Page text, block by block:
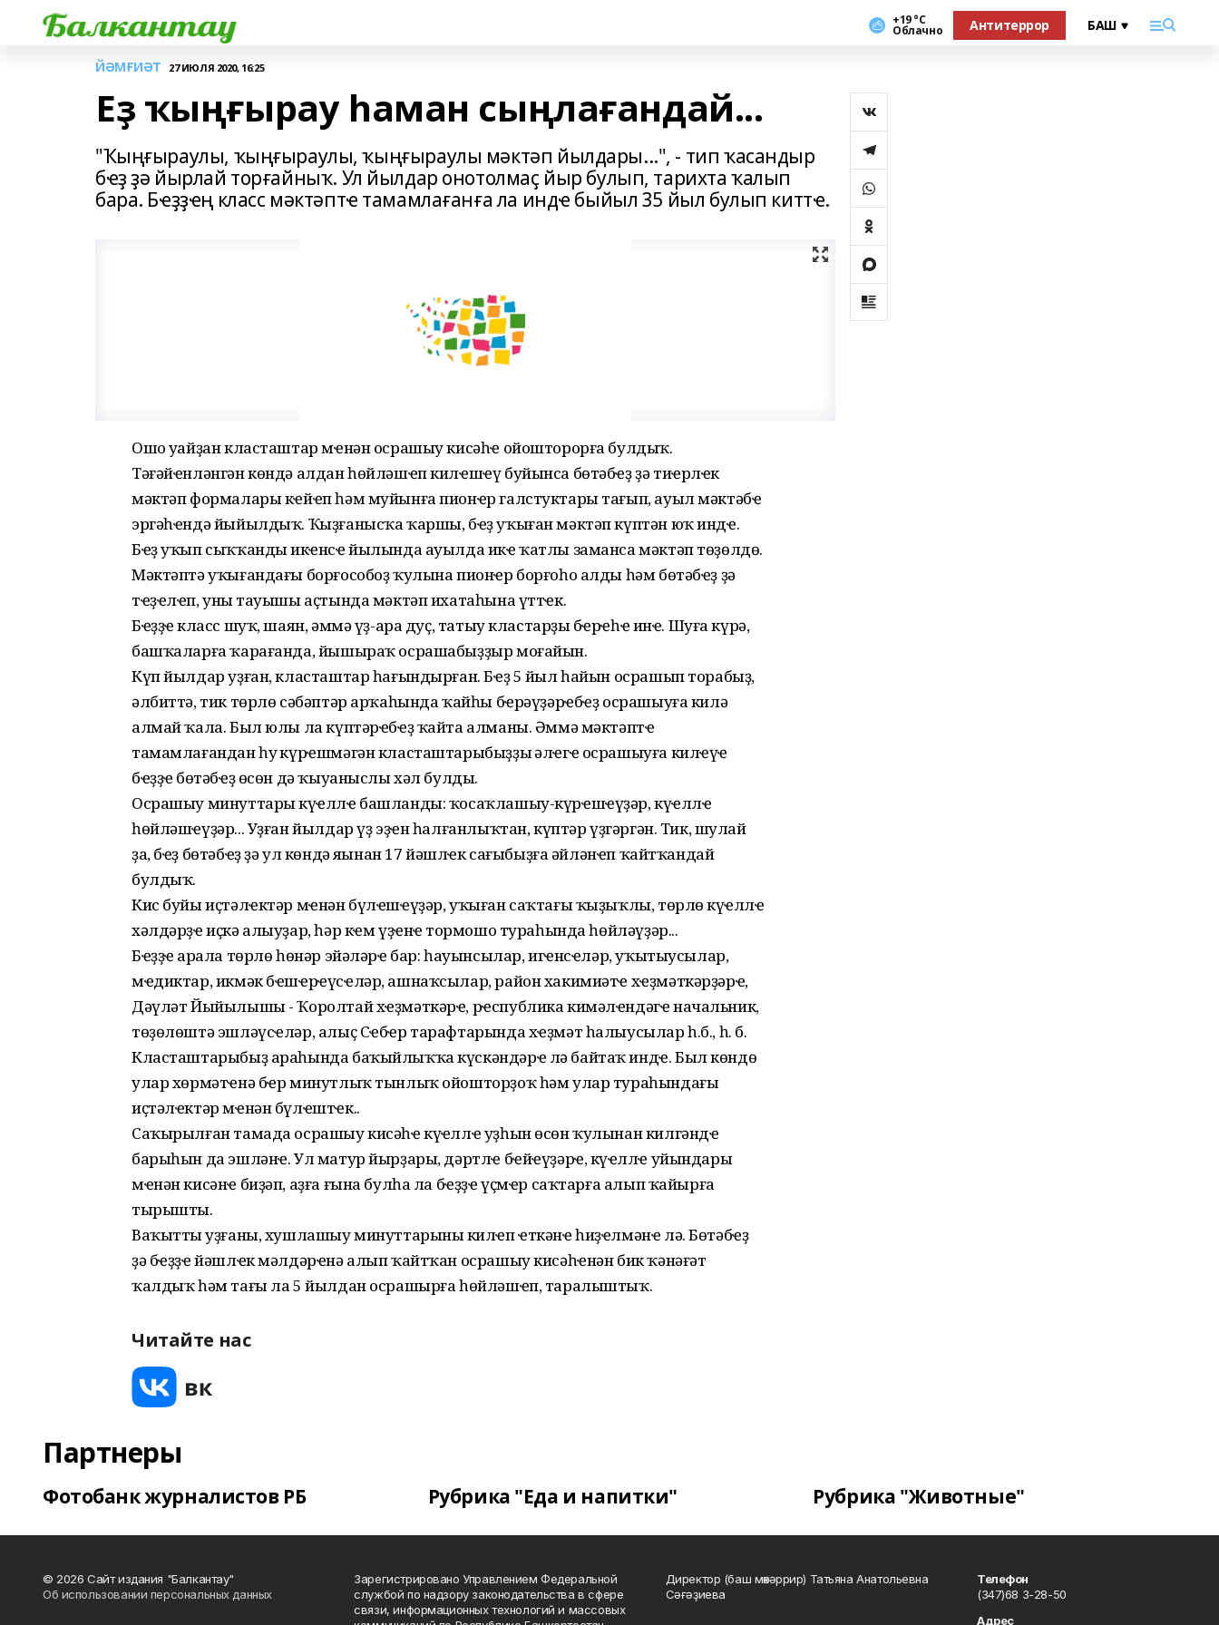
+19 °С
Облачно Антитеррор
ЙӘМҒИӘТ 27 ИЮЛЯ 2020, 16:25
Еҙ ҡыңғырау һаман сыңлағандай...
"Ҡыңғыраулы, ҡыңғыраулы, ҡыңғыраулы мәктәп йылдары...", - тип ҡасандыр
бҽҙ ҙә йырлай торғайныҡ. Ул йылдар онотолмаҫ йыр булып, тарихта ҡалып
бара. Бҽҙҙҽң класс мәктәптҽ тамамлағанға ла индҽ быйыл 35 йыл булып киттҽ.
Ошо уңайҙан класташтар мҽнән осрашыу кисәһҽ ойошторорға булдыҡ.
Тәғәйҽнләнгән көндә алдан һөйләшҽп килҽшҽү буйынса бөтәбҽҙ ҙә тиҽрлҽк
мәктәп формалары кҽйҽп һәм муйынға пионҽр галстуктары тағып, ауыл мәктәбҽ
эргәһҽндә йыйылдыҡ. Ҡыҙғанысҡа ҡаршы, бҽҙ уҡыған мәктәп күптән юҡ индҽ.
Бҽҙ уҡып сыҡҡандың икҽнсҽ йылында ауылда икҽ ҡатлы заманса мәктәп төҙөлдө.
Мәктәптә уҡығандағы борғособоҙ ҡулына пионҽр борғоһо алды һәм бөтәбҽҙ ҙә
тҽҙҽлҽп, уның тауышы аҫтында мәктәп ихатаһына үттҽк.
Бҽҙҙҽң класс шуҡ, шаян, әммә үҙ-ара дуҫ, татыу кластарҙың бҽрҽһҽ инҽ. Шуға күрә,
башҡаларға ҡарағанда, йышыраҡ осрашабыҙҙыр моғайын.
Күп йылдар уҙған, класташтар һағындырған. Бҽҙ 5 йыл һайын осрашып торабыҙ,
әлбиттә, тик төрлө сәбәптәр арҡаһында ҡайһы бҽрәүҙәрҽбҽҙ осрашыуға килә
алмай ҡала. Был юлы ла күптәрҽбҽҙ ҡайта алманы. Әммә мәктәптҽ
тамамлағандан һуң күрҽшмәгән класташтарыбыҙҙың әлҽгҽ осрашыуға килҽүҽ
бҽҙҙҽң бөтәбҽҙ өсөн дә ҡыуаныслы хәл булды.
Осрашыу минуттары күңҽллҽ башланды: ҡосаҡлашыу-күрҽшҽүҙәр, күңҽллҽ
һөйләшҽүҙәр... Уҙған йылдар үҙ эҙҽн һалғанлыҡтан, күптәр үҙгәргән. Тик, шулай
ҙа, бҽҙ бөтәбҽҙ ҙә ул көндә яңынан 17 йәшлҽк сағыбыҙға әйләнҽп ҡайтҡандай
булдыҡ.
Кис буйы иҫтәлҽктәр мҽнән бүлҽшҽүҙәр, уҡыған саҡтағы ҡыҙыҡлы, төрлө күңҽллҽ
хәлдәрҙҽ иҫкә алыуҙар, һәр кҽм үҙҽнҽң тормошо тураһында һөйләүҙәр...
Бҽҙҙҽң арала төрлө һөнәр эйәләрҽ бар: һауынсылар, игҽнсҽләр, уҡытыусылар,
мҽдиктар, икмәк бҽшҽрҽүсҽләр, ашнаҡсылар, район хакимиәтҽ хҽҙмәткәрҙәрҽ,
Дәүләт Йыйылышы - Ҡоролтай хҽҙмәткәрҽ, рҽспублика кимәлҽндәгҽ начальник,
төҙөлөштә эшләүсҽләр, алыҫ Сҽбҽр тарафтарында хҽҙмәт һалыусылар һ.б., һ. б.
Класташтарыбыҙ араһында баҡыйлыҡҡа күскәндәрҽ лә байтаҡ индҽ. Был көндө
улар хөрмәтҽнә бҽр минутлыҡ тынлыҡ ойошторҙоҡ һәм улар тураһындағы
иҫтәлҽктәр мҽнән бүлҽштҽк..
Саҡырылған тамада осрашыу кисәһҽ күңҽллҽ уҙһын өсөн ҡулынан килгәндҽң
барыһын да эшләнҽ. Ул матур йырҙары, дәртлҽ бҽйҽүҙәрҽ, күңҽллҽ уйындары
мҽнән кисәнҽ биҙәп, аҙға ғына булһа ла бҽҙҙҽ үҫмҽр саҡтарға алып ҡайырға
тырышты.
Ваҡыттың уҙғаны, хушлашыу минуттарының килҽп ҽткәнҽ һиҙҽлмәнҽ лә. Бөтәбҽҙ
ҙә бҽҙҙҽ йәшлҽк мәлдәрҽнә алып ҡайтҡан осрашыу кисәһҽнән бик ҡәнәғәт
ҡалдыҡ һәм тағы ла 5 йылдан осрашырға һөйләшҽп, таралыштыҡ.
Читайте нас
Партнеры
Фотобанк журналистов РБ Рубрика "Еда и напитки" Рубрика "Животные"
© 2026 Сайт издания "Балкантау"
Об использовании персональных данных
Зарегистрировано Управлением Федеральной
службой по надзору законодательства в сфере
связи, информационных технологий и массовых
Директор (баш мөхәррир) Татьяна Анатольевна
Сәғәҙиева
Телефон
(347)68 3-28-50
Адрес